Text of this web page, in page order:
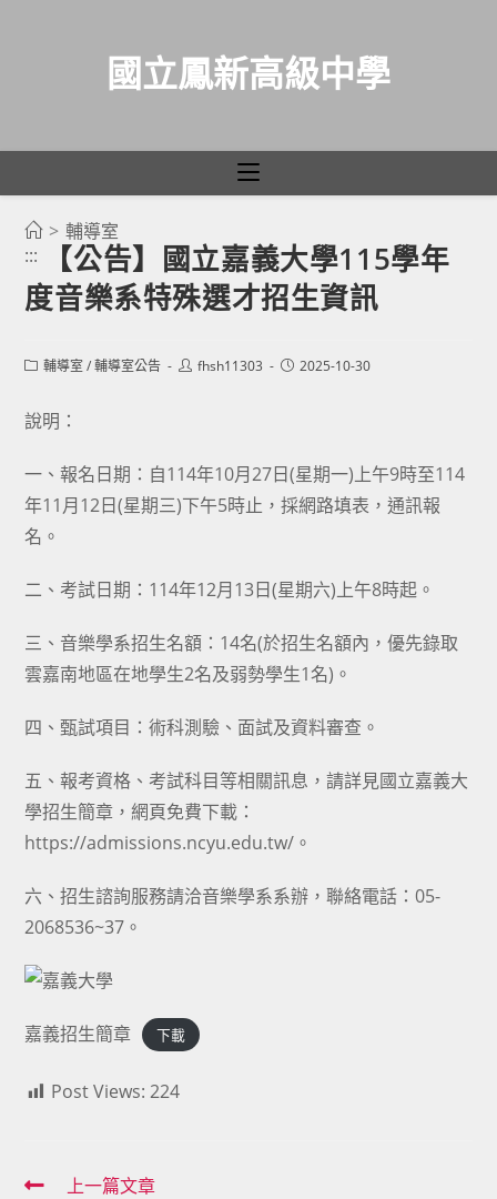
國立鳳新高級中學
> 輔導室
:::
【公告】國立嘉義大學115學年
度音樂系特殊選才招生資訊
Post輔導室 / 輔導室公告
Postfhsh11303
Post2025-10-30
說明：
一、報名日期：自114年10月27日(星期一)上午9時至114
年11月12日(星期三)下午5時止，採網路填表，通訊報
名。
二、考試日期：114年12月13日(星期六)上午8時起。
三、音樂學系招生名額：14名(於招生名額內，優先錄取
雲嘉南地區在地學生2名及弱勢學生1名)。
四、甄試項目：術科測驗、面試及資料審查。
五、報考資格、考試科目等相關訊息，請詳見國立嘉義大
學招生簡章，網頁免費下載：
https://admissions.ncyu.edu.tw/。
六、招生諮詢服務請洽音樂學系系辦，聯絡電話：05-
2068536~37。
嘉義招生簡章 下載
Post Views: 224
Read上一篇文章